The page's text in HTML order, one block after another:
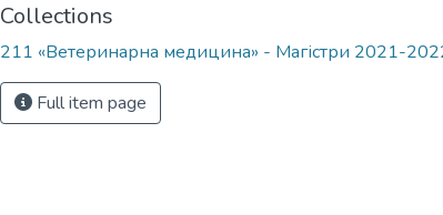
Collections
211 «Ветеринарна медицина» - Магістри 2021-
Full item page